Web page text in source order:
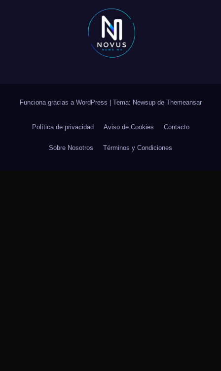
Funciona gracias a WordPress | Tema: Newsup de Themeansar
Política de privacidad Aviso de Cookies Contacto
Sobre Nosotros Términos y Condiciones